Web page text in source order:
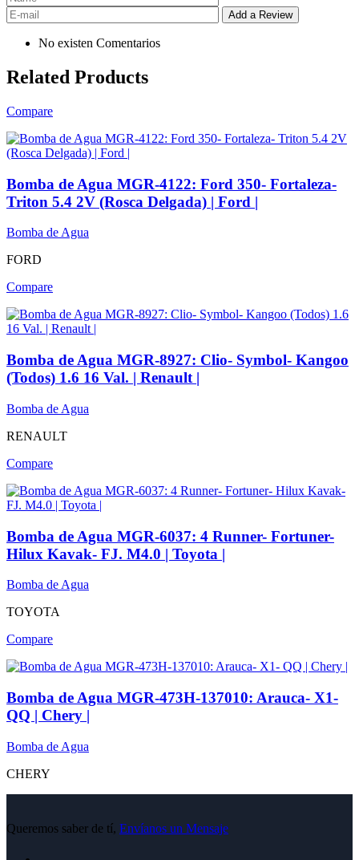
No existen Comentarios
Related Products
Compare
Bomba de Agua MGR-4122: Ford 350- Fortaleza-
Triton 5.4 2V (Rosca Delgada) | Ford |
Bomba de Agua
FORD
Compare
Bomba de Agua MGR-8927: Clio- Symbol- Kangoo
(Todos) 1.6 16 Val. | Renault |
Bomba de Agua
RENAULT
Compare
Bomba de Agua MGR-6037: 4 Runner- Fortuner-
Hilux Kavak- FJ. M4.0 | Toyota |
Bomba de Agua
TOYOTA
Compare
Bomba de Agua MGR-473H-137010: Arauca- X1-
QQ | Chery |
Bomba de Agua
CHERY
Queremos saber de tí, Envíanos un Mensaje